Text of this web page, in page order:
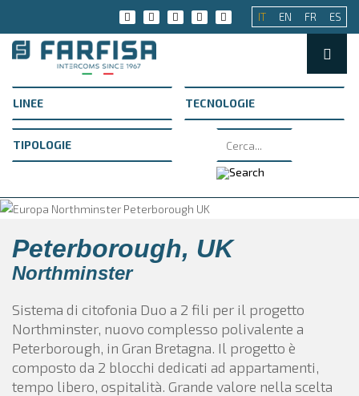
IT EN FR ES
Peterborough, UK
Northminster
Sistema di citofonia Duo a 2 fili per il progetto
Northminster, nuovo complesso polivalente a
Peterborough, in Gran Bretagna. Il progetto è
composto da 2 blocchi dedicati ad appartamenti,
tempo libero, ospitalità. Grande valore nella scelta